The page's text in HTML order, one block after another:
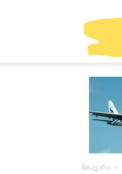
მთავარი